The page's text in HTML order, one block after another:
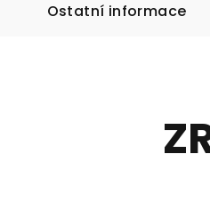
Ostatní informace